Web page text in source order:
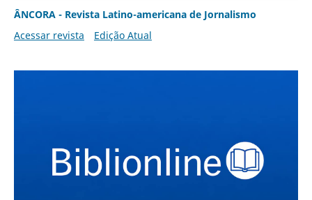
ÂNCORA - Revista Latino-americana de Jornalismo
Acessar revista
Edição Atual